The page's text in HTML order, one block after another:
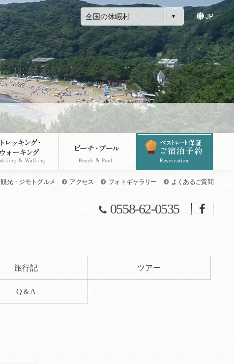
全国の休暇村 JP
観光・ジモトグルメ アクセス フォトギャラリー よくあるご質問
0558-62-0535
旅行記 ツアー
Q＆A